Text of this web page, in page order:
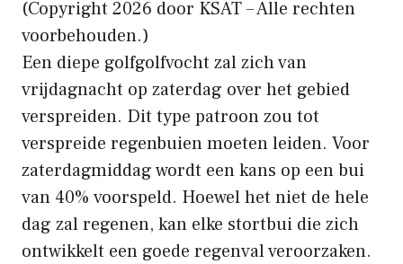
(Copyright 2026 door KSAT – Alle rechten
voorbehouden.)
Een diepe golfgolfvocht zal zich van
vrijdagnacht op zaterdag over het gebied
verspreiden. Dit type patroon zou tot
verspreide regenbuien moeten leiden. Voor
zaterdagmiddag wordt een kans op een bui
van 40% voorspeld. Hoewel het niet de hele
dag zal regenen, kan elke stortbui die zich
ontwikkelt een goede regenval veroorzaken.